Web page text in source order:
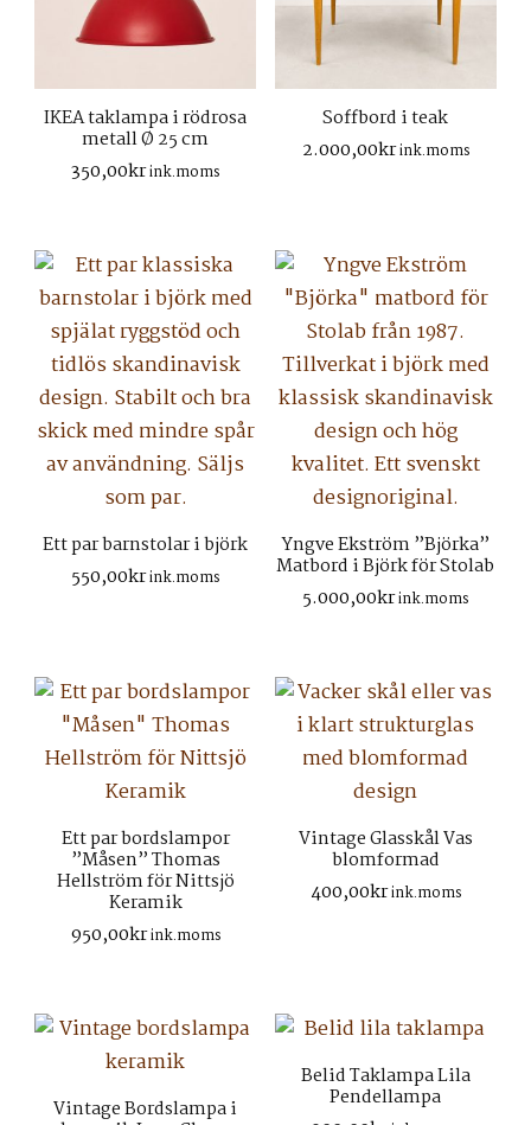
IKEA taklampa i rödrosa
metall Ø 25 cm
350,00krink.moms
Soffbord i teak
2.000,00krink.moms
Ett par barnstolar i björk
550,00krink.moms
Yngve Ekström ”Björka”
Matbord i Björk för Stolab
5.000,00krink.moms
Ett par bordslampor
”Måsen” Thomas
Hellström för Nittsjö
Keramik
950,00krink.moms
Vintage Glasskål Vas
blomformad
400,00krink.moms
Vintage Bordslampa i
Belid Taklampa Lila
Pendellampa